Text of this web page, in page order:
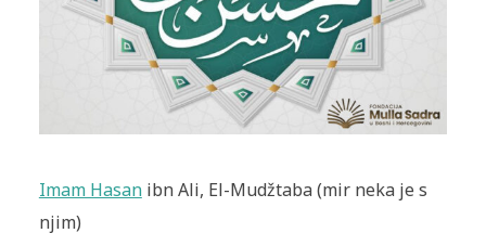
Imam Hasanibn Ali, El-Mudžtaba (mir neka je s
njim)